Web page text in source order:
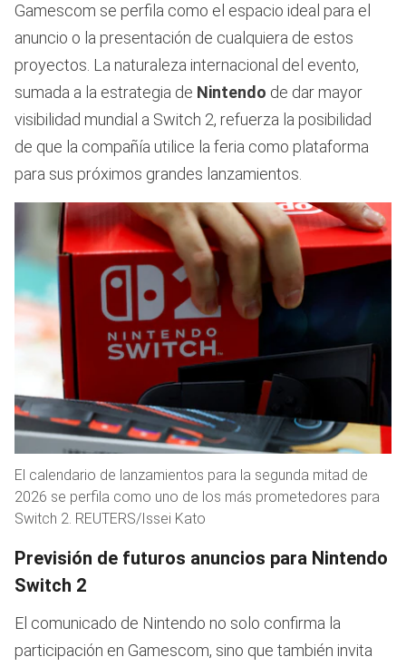
Gamescom se perfila como el espacio ideal para el
anuncio o la presentación de cualquiera de estos
proyectos. La naturaleza internacional del evento,
sumada a la estrategia de Nintendo de dar mayor
visibilidad mundial a Switch 2, refuerza la posibilidad
de que la compañía utilice la feria como plataforma
para sus próximos grandes lanzamientos.
El calendario de lanzamientos para la segunda mitad de
2026 se perfila como uno de los más prometedores para
Switch 2. REUTERS/Issei Kato
Previsión de futuros anuncios para Nintendo
Switch 2
El comunicado de Nintendo no solo confirma la
participación en Gamescom, sino que también invita